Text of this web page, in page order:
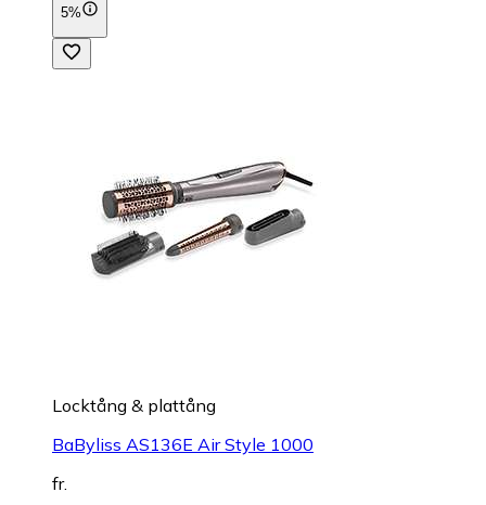
5%
Locktång & plattång
BaByliss AS136E Air Style 1000
fr.